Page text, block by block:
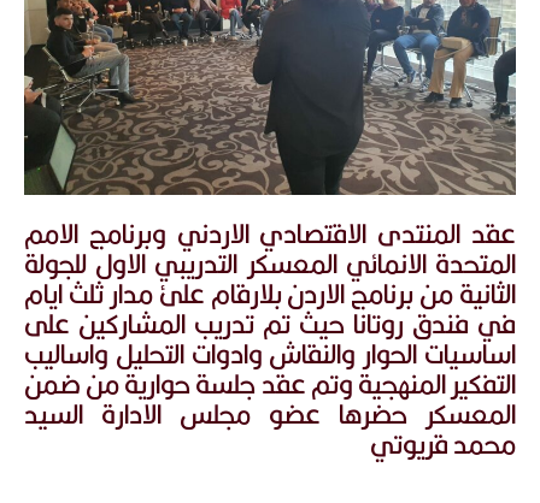
عقد المنتدى الاقتصادي الاردني وبرنامج الامم
المتحدة الانمائي المعسكر التدريبي الاول للجولة
الثانية من برنامج الاردن بلارقام علئ مدار ثلث ايام
في فندق روتانا حيث تم تدريب المشاركين على
اساسيات الحوار والنقاش وادوات التحليل واساليب
التفكير المنهجية وتم عقد جلسة حوارية من ضمن
المعسكر حضرها عضو مجلس الادارة السيد
محمد قريوتي